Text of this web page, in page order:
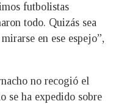
futbolistas
todo. Quizás sea
en ese espejo”,
no recogió el
se ha expedido sobre